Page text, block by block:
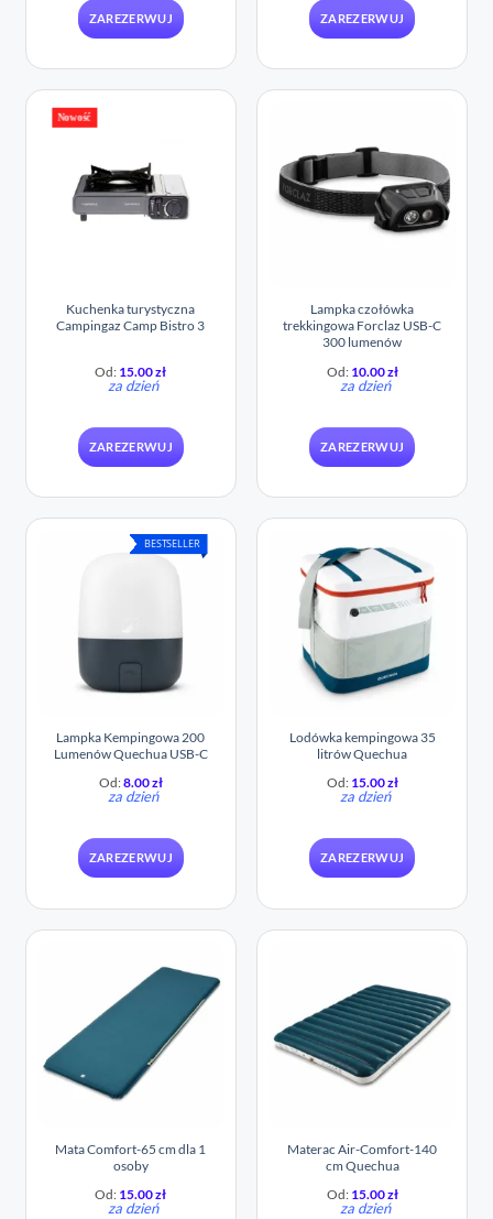
ZAREZERWUJ ZAREZERWUJ
Nowość
Kuchenka turystyczna
Campingaz Camp Bistro 3
Od: 15.00zł
za dzień
ZAREZERWUJ
Lampka czołówka
trekkingowa Forclaz USB-C
300 lumenów
Od: 10.00zł
za dzień
ZAREZERWUJ
BESTSELLER
Lampka Kempingowa 200
Lumenów Quechua USB-C
Od:8.00zł
za dzień
ZAREZERWUJ
Lodówka kempingowa 35
litrów Quechua
Od: 15.00zł
za dzień
ZAREZERWUJ
Mata Comfort-65 cm dla 1
osoby
Od: 15.00zł
za dzień
Materac Air-Comfort-140
cm Quechua
Od: 15.00zł
za dzień